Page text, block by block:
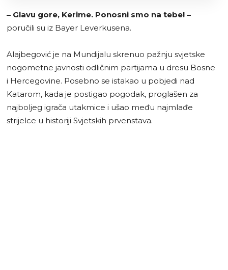
– Glavu gore, Kerime. Ponosni smo na tebe! –
poručili su iz Bayer Leverkusena.
Alajbegović je na Mundijalu skrenuo pažnju svjetske
nogometne javnosti odličnim partijama u dresu Bosne
i Hercegovine. Posebno se istakao u pobjedi nad
Katarom, kada je postigao pogodak, proglašen za
najboljeg igrača utakmice i ušao među najmlađe
strijelce u historiji Svjetskih prvenstava.